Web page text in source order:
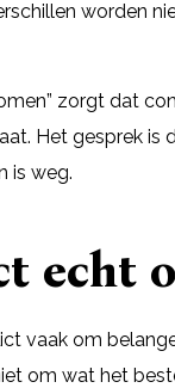
worden
zorgt dat
Het gesprek is
is weg.
echt
vaak om
om wat het